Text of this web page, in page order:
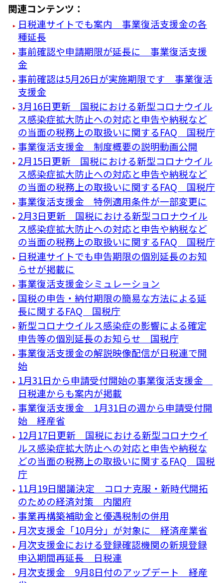
関連コンテンツ：
日税連サイトでも案内 事業復活支援金の各
種延長
事前確認や申請期限が延長に 事業復活支援
金
事前確認は5月26日が実施期限です 事業復活
支援金
3月16日更新 国税における新型コロナウイル
ス感染症拡大防止への対応と申告や納税など
の当面の税務上の取扱いに関するFAQ 国税庁
事業復活支援金 制度概要の説明動画公開
2月15日更新 国税における新型コロナウイル
ス感染症拡大防止への対応と申告や納税など
の当面の税務上の取扱いに関するFAQ 国税庁
事業復活支援金 特例適用条件が一部変更に
2月3日更新 国税における新型コロナウイル
ス感染症拡大防止への対応と申告や納税など
の当面の税務上の取扱いに関するFAQ 国税庁
日税連サイトでも申告期限の個別延長のお知
らせが掲載に
事業復活支援金シミュレーション
国税の申告・納付期限の簡易な方法による延
長に関するFAQ 国税庁
新型コロナウイルス感染症の影響による確定
申告等の個別延長のお知らせ 国税庁
事業復活支援金の解説映像配信が日税連で開
始
1月31日から申請受付開始の事業復活支援金
日税連からも案内が掲載
事業復活支援金 1月31日の週から申請受付開
始 経産省
12月17日更新 国税における新型コロナウイ
ルス感染症拡大防止への対応と申告や納税な
どの当面の税務上の取扱いに関するFAQ 国税
庁
11月19日閣議決定 コロナ克服・新時代開拓
のための経済対策 内閣府
事業再構築補助金と優遇税制の併用
月次支援金「10月分」が対象に 経済産業省
月次支援金における登録確認機関の新規登録
申込期間再延長 日税連
月次支援金 9月8日付のアップデート 経産